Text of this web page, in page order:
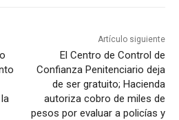
Artículo siguiente
El Centro de Control de
Confianza Penitenciario deja
de ser gratuito; Hacienda
autoriza cobro de miles de
pesos por evaluar a policías y